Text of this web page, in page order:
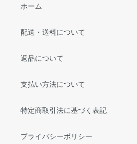
ホーム
配送・送料について
返品について
支払い方法について
特定商取引法に基づく表記
プライバシーポリシー